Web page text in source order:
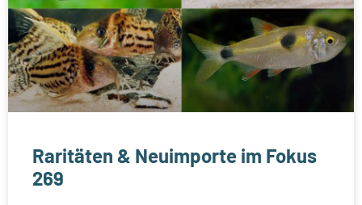
Raritäten & Neuimporte im Fokus
269